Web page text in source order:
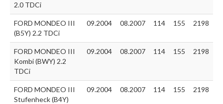
2.0 TDCi
FORD MONDEO III
(B5Y) 2.2 TDCi
09.2004 08.2007 114 155 2198
FORD MONDEO III
Kombi (BWY) 2.2
TDCi
09.2004 08.2007 114 155 2198
FORD MONDEO III
Stufenheck (B4Y)
09.2004 08.2007 114 155 2198